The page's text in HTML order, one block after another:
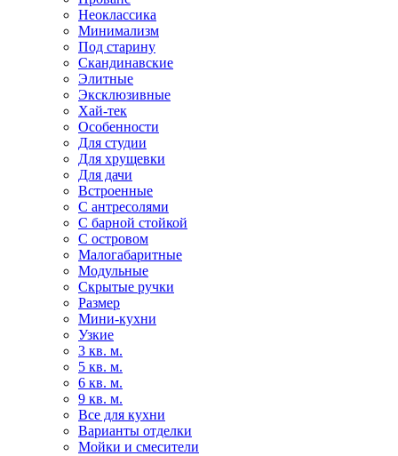
Неоклассика
Минимализм
Под старину
Скандинавские
Элитные
Эксклюзивные
Хай-тек
Особенности
Для студии
Для хрущевки
Для дачи
Встроенные
С антресолями
С барной стойкой
С островом
Малогабаритные
Модульные
Скрытые ручки
Размер
Мини-кухни
Узкие
3 кв. м.
5 кв. м.
6 кв. м.
9 кв. м.
Все для кухни
Варианты отделки
Мойки и смесители